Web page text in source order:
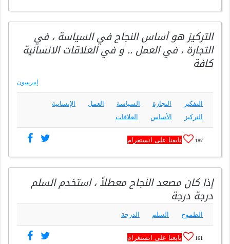
التركيز هو أساس النجاح في السياسة ، في
التجارة ، في العمل .. و في العلاقات الانسانية
كافة
إمرسون
التفكير التجارة السياسة العمل
الإنسانية
التركيز
الأساس العلاقات
187 تابعنا على انستغرام
إذا كان مصعد النجاح معطلاً ، استخدم السلم
درجة درجة
الطموح السلم الدرجة
161 تابعنا على انستغرام